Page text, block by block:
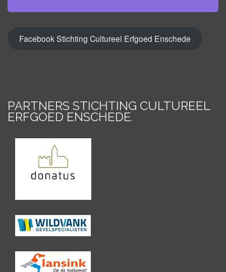
Facebook Stichting Cultureel Erfgoed Enschede
PARTNERS STICHTING CULTUREEL
ERFGOED ENSCHEDE.